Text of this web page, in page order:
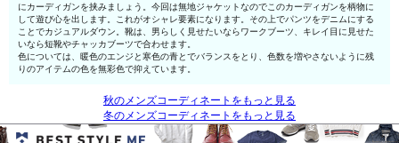
にカーディガンを挟みましょう。今回は無地ジャケットなのでこのカーディガンを柄物に
して遊び心を出します。これがオシャレ要素になります。その上でパンツをデニムにする
ことでカジュアルダウン。靴は、男らしく見せたいならワークブーツ、キレイ目に見せた
いなら短靴やチャッカブーツで合わせます。
色については、暖色のエンジと寒色の青とでバランスをとり、色数を増やさないように残
りのアイテムの色を無彩色で抑えています。
秋のメンズコーディネートをもっと見る
冬のメンズコーディネートをもっと見る